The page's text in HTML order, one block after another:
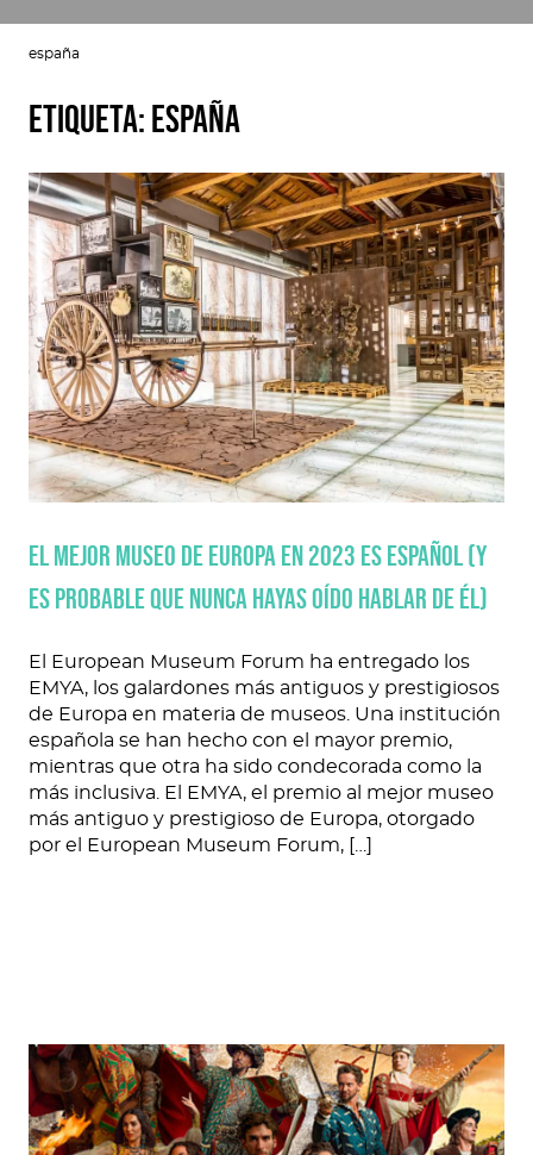
españa
Etiqueta:españa
El mejor museo de Europa en 2023 es español (y
es probable que nunca hayas oído hablar de él)
El European Museum Forum ha entregado los
EMYA, los galardones más antiguos y prestigiosos
de Europa en materia de museos. Una institución
española se han hecho con el mayor premio,
mientras que otra ha sido condecorada como la
más inclusiva. El EMYA, el premio al mejor museo
más antiguo y prestigioso de Europa, otorgado
por el European Museum Forum, […]